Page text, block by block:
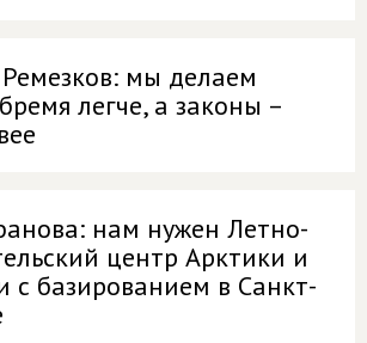
мы делаем
легче, а законы –
нам нужен Летно-
центр Арктики и
с базированием в Санкт-